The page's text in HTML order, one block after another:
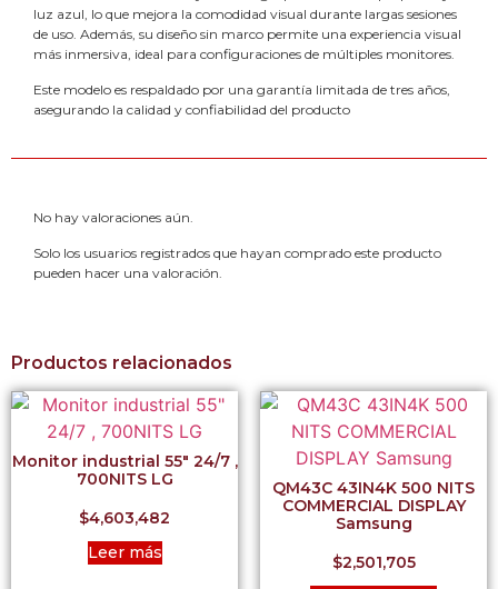
luz azul, lo que mejora la comodidad visual durante largas sesiones
de uso. Además, su diseño sin marco permite una experiencia visual
más inmersiva, ideal para configuraciones de múltiples monitores.
Este modelo es respaldado por una garantía limitada de tres años,
asegurando la calidad y confiabilidad del producto
No hay valoraciones aún.
Solo los usuarios registrados que hayan comprado este producto
pueden hacer una valoración.
Productos relacionados
Monitor industrial 55″ 24/7 ,
700NITS LG
$4,603,482
Leer más
QM43C 43IN4K 500 NITS
COMMERCIAL DISPLAY
Samsung
$2,501,705